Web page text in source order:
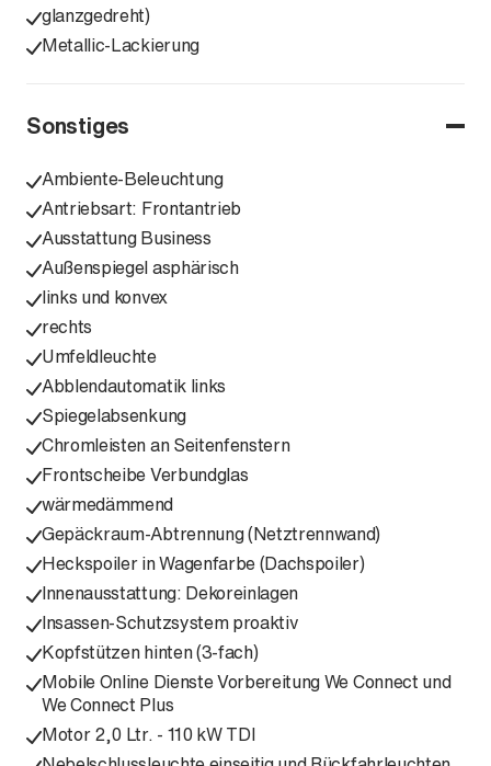
glanzgedreht)
Metallic-Lackierung
Sonstiges
Ambiente-Beleuchtung
Antriebsart: Frontantrieb
Ausstattung Business
Außenspiegel asphärisch
links und konvex
rechts
Umfeldleuchte
Abblendautomatik links
Spiegelabsenkung
Chromleisten an Seitenfenstern
Frontscheibe Verbundglas
wärmedämmend
Gepäckraum-Abtrennung (Netztrennwand)
Heckspoiler in Wagenfarbe (Dachspoiler)
Innenausstattung: Dekoreinlagen
Insassen-Schutzsystem proaktiv
Kopfstützen hinten (3-fach)
Mobile Online Dienste Vorbereitung We Connect und
We Connect Plus
Motor 2,0 Ltr. - 110 kW TDI